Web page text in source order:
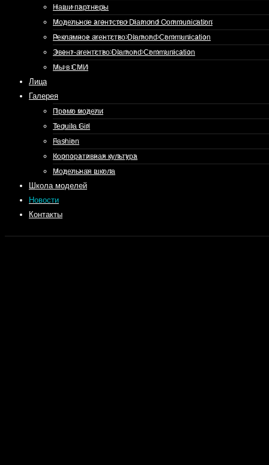
Наши партнеры
Модельное агентство Diamond Communication
Рекламное агентство Diamond Communication
Эвент-агентство Diamond Communication
Мы в СМИ
Лица
Галерея
Промо модели
Tequila Girl
Fashion
Корпоративная культура
Модельная школа
Школа моделей
Новости
Контакты